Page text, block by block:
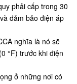
phải cấp trong 30
đảm bảo điện áp
nghĩa là nó sẽ
°F) trước khi điện
ở những nơi có